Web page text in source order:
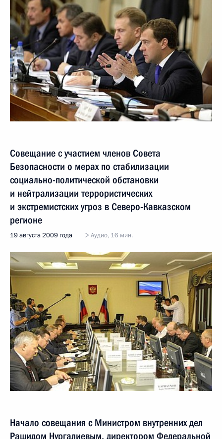
Совещание с участием членов Совета
Безопасности о мерах по стабилизации
социально-политической обстановки
и нейтрализации террористических
и экстремистских угроз в Северо-Кавказском
регионе
19 августа 2009 года Аудио, 16 мин.
Начало совещания с Министром внутренних дел
Рашидом Нургалиевым, директором Федеральной